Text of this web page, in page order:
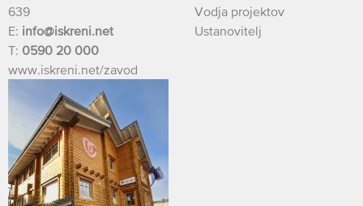
639
E: info@iskreni.net
T: 0590 20 000
www.iskreni.net/zavod
Vodja projektov
Ustanovitelj